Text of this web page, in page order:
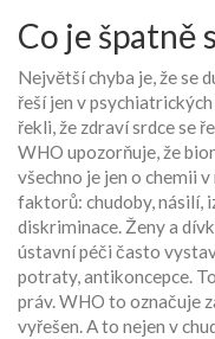
Co je špatně
Největší chyba je, že se
řeší jen v
řekli, že zdraví srdce se
WHO upozorňuje, že
všechno je jen o chemii
faktorů: chudoby, násilí,
diskriminace. Ženy a
ústavní péči často
potraty, antikoncepce.
práv. WHO to označuje
vyřešen. A to nejen v